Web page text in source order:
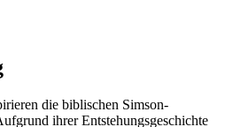
die biblischen Simson-
ihrer Entstehungsgeschichte